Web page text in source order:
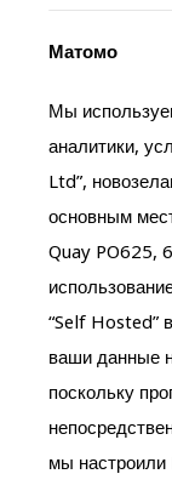
Матомо
Мы
аналитики,
Ltd”,
основным
Quay PO625,
“Self Hosted”
ваши данные
поскольку
мы